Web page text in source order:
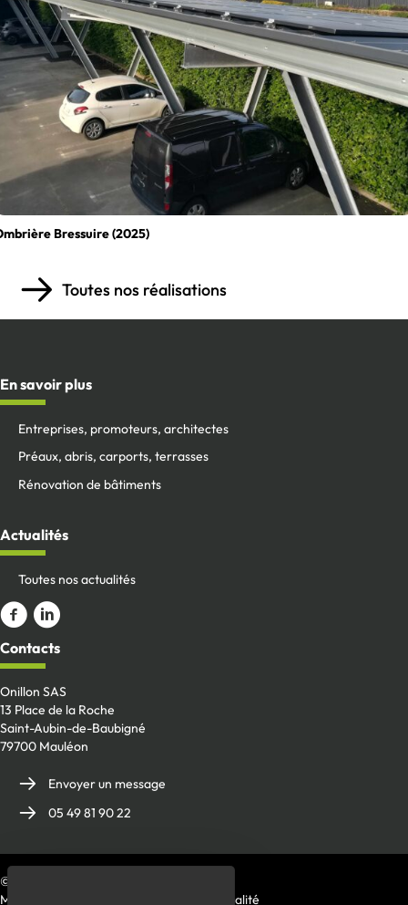
Bressuire (2025)
Toutes nos réalisations
En savoir plus
Entreprises, promoteurs, architectes
Préaux, abris, carports, terrasses
Rénovation de bâtiments
Actualités
Toutes nos actualités
Aller sur la page Facebook
ALler sur le compte Linkedin
Contacts
Onillon SAS
13 Place de la Roche
Saint-Aubin-de-Baubigné
79700 Mauléon
Envoyer un message
05 49 81 90 22
© 2026 Charpente Onillon
Mentions Légales
Politique de confidentialité